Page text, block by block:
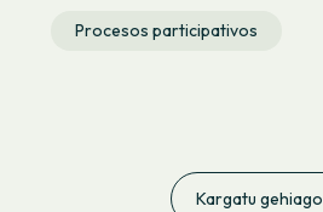
Procesos participativos
Kargatu gehiago